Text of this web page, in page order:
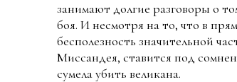
занимают долгие разговоры о
боя. И несмотря на то, что в
бесполезность значительной
Миссандея, ставится под
сумела убить великана.